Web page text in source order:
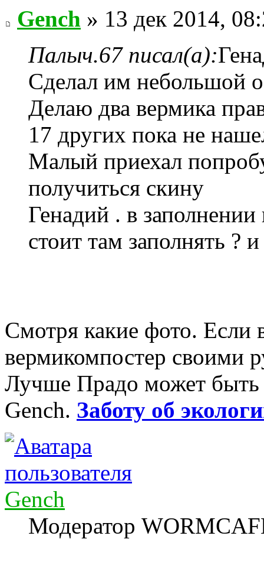
Gench » 13 дек 2014,
Палыч.67 писал(а):
Сделал им небольшой
Делаю два вермика
17 других пока не
Малый приехал
получиться скину
Генадий . в
стоит там заполнять ?
Смотря какие фото. Если
вермикомпостер своими
Лучше Прадо может
Gench. Заботу об
Gench
Модератор